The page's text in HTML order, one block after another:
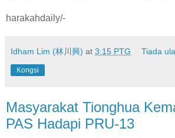
harakahdaily/-
Idham Lim (林川興) at 3:15 PTG Tiada
Kongsi
Masyarakat Tionghua
PAS Hadapi PRU-13